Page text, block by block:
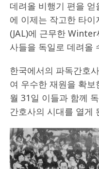
데려올 비행기 편을
에 이제는 작고한 타
(JAL)에 근무한
사들을 독일로 데려올
한국에서의 파독간호
여 우수한 재원을 확
월 31일 이들과 함께
간호사의 시대를 열게